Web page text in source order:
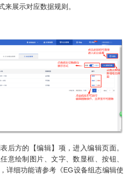
展示对应数据规则。
后方的【编辑】项，进入编辑页面。
意绘制图片、文字、数显框、按钮、
详细功能请参考《EG设备组态编辑使